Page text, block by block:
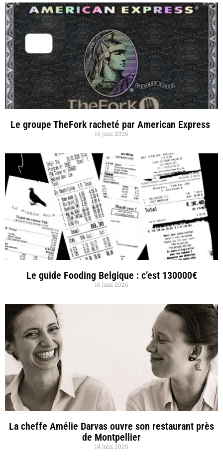
Le groupe TheFork racheté par American Express
16 juin 2026
Le guide Fooding Belgique : c’est 130000€
16 juin 2026
La cheffe Amélie Darvas ouvre son restaurant près
de Montpellier
14 juin 2026